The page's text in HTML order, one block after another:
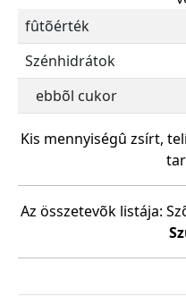
fûtõérték
Szénhidrátok
ebbõl cukor
Kis mennyiségû zsírt,
Az összetevõk listája: